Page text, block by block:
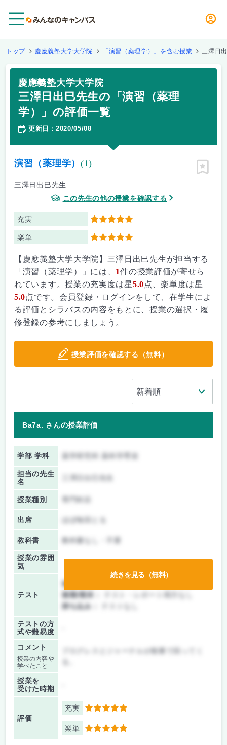
トップ 慶應義塾大学大学院 「演習（薬理学）」を含む授業 三澤日
慶應義塾大学大学院
三澤日出巳先生の「演習（薬理
学）」の評価一覧
更新日 ： 2020/05/08
演習（薬理学） (1)
三澤日出巳先生
この先生の他の授業を確認する
充実 5
楽単 5
ピン留
【慶應義塾大学大学院】三澤日出巳先生が担当する
「演習（薬理学）」には、 1件の授業評価が寄せら
れています。授業の充実度は星5.0点、楽単度は星
5.0点です。会員登録・ログインをして、在学生によ
る評価とシラバスの内容をもとに、授業の選択・履
修登録の参考にしましょう。
授業評価を確認する（無料）
Ba7a. さんの授業評価
学部 学科
担当の先生
名
授業種別
出席 ほぼ毎回とる
教科書 教科書なし・不要
授業の雰囲
気
テスト
前期/中間：
後期/期末：
持ち込み：
テストの方
式や難易度
コメント
授業の内容や
学べたこと
授業を
受けた時期
評価
充実 5
楽単 5
続きを見る（無料）